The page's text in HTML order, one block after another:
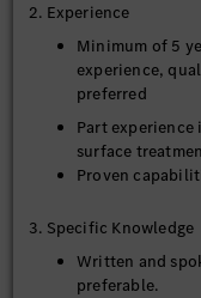
According to
Report part
Specialist for
Provide lessons
improve future
During the
Part release for
2. Experience
Minimum of 5
experience,
preferred
Part
surface
Proven
3. Specific Knowledge
Written and
preferable.